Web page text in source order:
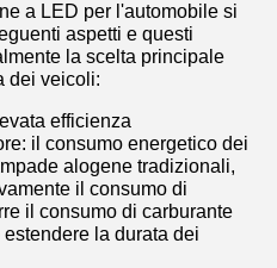
a LED per l'automobile si
aspetti e questi
la scelta principale
dei veicoli:
efficienza
il consumo energetico dei
alogene tradizionali,
il consumo di
il consumo di carburante
la durata dei